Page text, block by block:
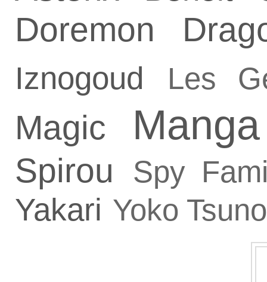
Doremon
Iznogoud Les
Magic Manga
Spirou Spy
Yakari Yoko Tsuno